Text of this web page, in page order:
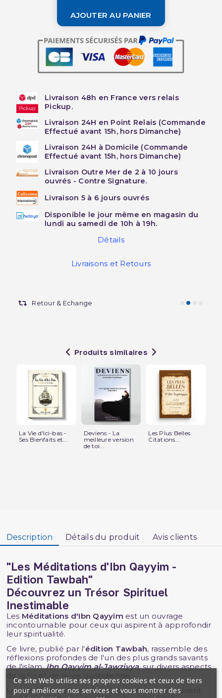
AJOUTER AU PANIER
Livraison 48h en France vers relais
Pickup.
Livraison 24H en Point Relais (Commande
Effectué avant 15h, hors Dimanche)
Livraison 24H à Domicile (Commande
Effectué avant 15h, hors Dimanche)
Livraison Outre Mer de 2 à 10 jours
ouvrés - Contre Signature.
Livraison 5 à 6 jours ouvrés
Disponible le jour même en magasin du
lundi au samedi de 10h à 19h.
Détails
Livraisons et Retours
Retour & Echange
Produits similaires
La Vie d'Ici-bas -
Ses Bienfaits et...
Deviens - La
meilleure version
de toi...
Les Plus Belles
Citations...
Description Détails du produit Avis clients
"Les Méditations d'Ibn Qayyim -
Edition Tawbah"
Découvrez un Trésor Spirituel
Inestimable
Les Méditations d'Ibn Qayyim est un ouvrage
incontournable pour ceux qui aspirent à approfondir
leur spiritualité.
Ce livre, publié par l'édition Tawbah, rassemble des
réflexions profondes de l'un des plus grands savants
de l'islam,Ibn Qayyim al-Jawziyya, sur divers aspects
de la foi et de la vie quotidienne.
Le besoin de retour à l’essentiel se trouve souvent
Ce site Web utilise ses propres cookies et ceux de tiers
pour améliorer nos services et vous montrer des